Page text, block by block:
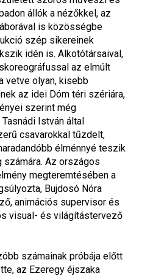
állók a nézőkkel, az
is közösségbe
szép sikereinek
idén is. Alkotótársaival,
az elmúlt
vetve olyan, kisebb
az idei Dóm téri szériára,
szerint még
István által
csavarokkal tűzdelt,
élménnyé teszik
Az országos
megteremtésében a
Bujdosó Nóra
animációs supervisor és
visual- és világítástervező
számainak próbája előtt
az Ezeregy éjszaka